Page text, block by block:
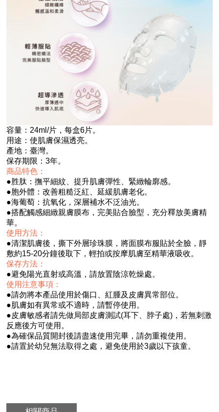
容量：24ml/片，每盒6片。
用途：使肌膚保濕透亮。
產地：臺灣。
保存期限：3年。
商品特色：
●胜肽：撫平細紋、提升肌膚彈性、緊緻輪廓感。
●胞外體：改善粗糙泛紅、延緩肌膚老化。
●海葡萄：抗氧化，深層補水不泛油光。
●搭配觸感細緻親膚膜布，完美貼合臉型，充分釋放美膚精
華。
使用方法：
●清潔肌膚後，撕下外層珍珠膜，將面膜布服貼於全臉，靜
敷約15-20分鐘後取下，輕拍或按摩肌膚至精華液吸收。
保存方法：
●避免陽光直射或高溫，請放置陰涼乾燥處。
使用注意事項：
●請勿將本產品使用於傷口、紅腫及皮膚異常部位。
●肌膚如有異常或不適時，請暫停使用。
●皮膚敏感者請先做局部皮膚測試(耳下、脖子處)，若無刺激
反應後方可使用。
●為確保品質開封後請盡速使用完畢，請勿重複使用。
●請置於幼兒無法取得之處，避免使用於3歲以下孩童。